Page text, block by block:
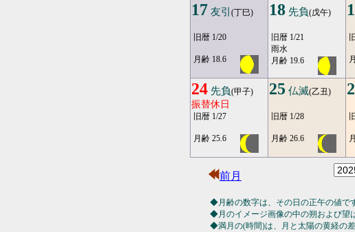
17 友引 (丁巳)
旧暦 1/20
月齢 18.6
18 先負(戊午)
旧暦 1/21
雨水
月齢 19.6
24 先負(甲子)
振替休日
旧暦 1/27
月齢 25.6
25 仏滅(乙丑)
旧暦 1/28
月齢 26.6
前月
◆月齢の数字は、その日の正午の値で
◆月のイメージ画像の中の朔および望
◆満月の(時間)は、月と太陽の黄経の